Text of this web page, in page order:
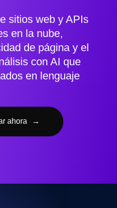
sitios web y APIs
en la nube,
de página y el
con AI que
en lenguaje
ahora →